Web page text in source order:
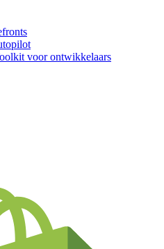
voor ontwikkelaars